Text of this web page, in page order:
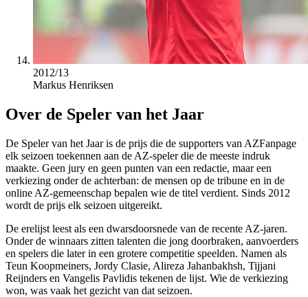
2012/13
Markus Henriksen
Over de Speler van het Jaar
De Speler van het Jaar is de prijs die de supporters van AZFanpage
elk seizoen toekennen aan de AZ-speler die de meeste indruk
maakte. Geen jury en geen punten van een redactie, maar een
verkiezing onder de achterban: de mensen op de tribune en in de
online AZ-gemeenschap bepalen wie de titel verdient. Sinds 2012
wordt de prijs elk seizoen uitgereikt.
De erelijst leest als een dwarsdoorsnede van de recente AZ-jaren.
Onder de winnaars zitten talenten die jong doorbraken, aanvoerders
en spelers die later in een grotere competitie speelden. Namen als
Teun Koopmeiners, Jordy Clasie, Alireza Jahanbakhsh, Tijjani
Reijnders en Vangelis Pavlidis tekenen de lijst. Wie de verkiezing
won, was vaak het gezicht van dat seizoen.